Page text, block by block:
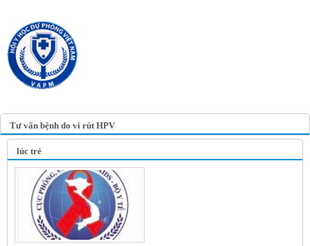
Tư vấn bệnh do vi rút HPV
lúc trẻ